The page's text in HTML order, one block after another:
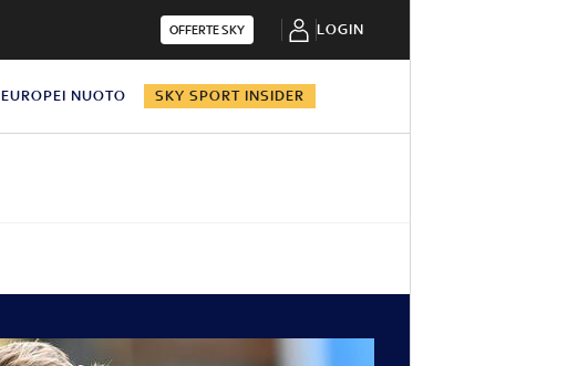
OFFERTE SKY LOGIN
EUROPEI NUOTO SKY SPORT INSIDER